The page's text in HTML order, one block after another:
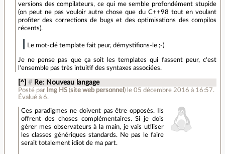
versions des compilateurs, ce qui me semble profondément stupide
(on peut ne pas vouloir autre chose que du C++98 tout en voulant
profiter des corrections de bugs et des optimisations des compilos
récents).
Le mot-clé template fait peur, démystifions-le ;-)
Je ne pense pas que ça soit les templates qui fassent peur, c'est
l'ensemble pas très intuitif des syntaxes associées.
[^] # Re: Nouveau langage
Posté par lmg HS (site web personnel ) le 05 décembre 2016 à 16:57.
Évalué à6.
Ces paradigmes ne doivent pas être opposés. Ils
offrent des choses complémentaires. Si je dois
gérer mes observateurs à la main, je vais utiliser
les classes génériques standards. Ne pas le faire
serait totalement idiot de ma part.